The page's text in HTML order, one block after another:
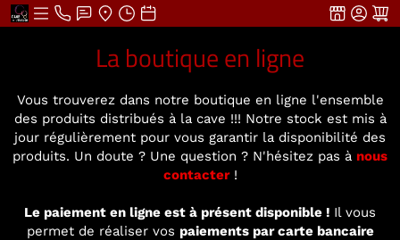
La boutique en ligne
Vous trouverez dans notre boutique en ligne l'ensemble
des produits distribués à la cave !!! Notre stock est mis à
jour régulièrement pour vous garantir la disponibilité des
produits. Un doute ? Une question ? N'hésitez pas à nous
contacter!
Le paiement en ligne est à présent disponible ! Il vous
permet de réaliser vos paiements par carte bancaire